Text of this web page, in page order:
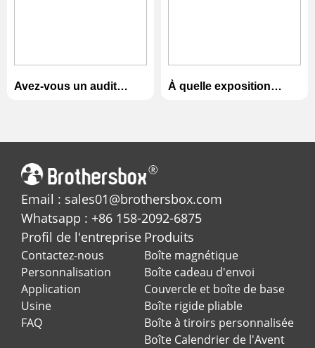
Avez-vous un audit
À quelle exposition
Email : sales01@brothersbox.com
Whatsapp : +86 158-2092-6875
Profil de l'entreprise
Contactez-nous
Personnalisation
Application
Usine
FAQ
Produits
Boîte magnétique
Boîte cadeau d'envoi
Couvercle et boîte de base
Boîte rigide pliable
Boîte à tiroirs personnalisée
Boîte Calendrier de l'Avent